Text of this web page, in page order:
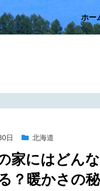
ホー
日 北海道
家にはどん
？暖かさの